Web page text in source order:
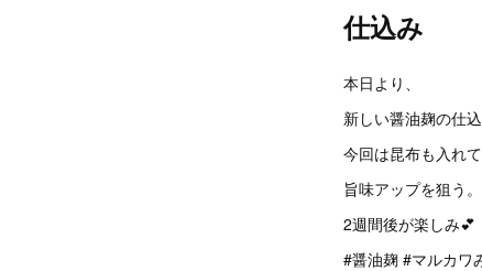
仕込み
本日より、
新しい醤油麹の仕
今回は昆布も入れて
旨味アップを狙う。
2週間後が楽しみ💕
#醤油麹 #マルカワ